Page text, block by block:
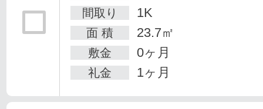
間取り
1K
面 積 23.7㎡
敷金 0ヶ月
礼金 1ヶ月